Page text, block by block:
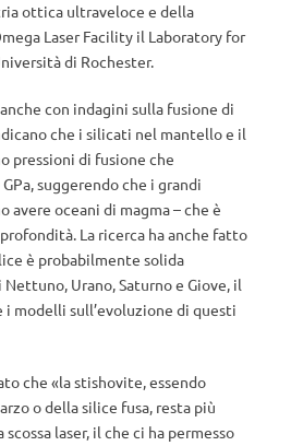
ottica ultraveloce e della
Laser Facility il Laboratory for
di Rochester.
con indagini sulla fusione di
che i silicati nel mantello e il
pressioni di fusione che
suggerendo che i grandi
avere oceani di magma – che è
La ricerca ha anche fatto
è probabilmente solida
Urano, Saturno e Giove, il
modelli sull’evoluzione di questi
che «la stishovite, essendo
o della silice fusa, resta più
laser, il che ci ha permesso